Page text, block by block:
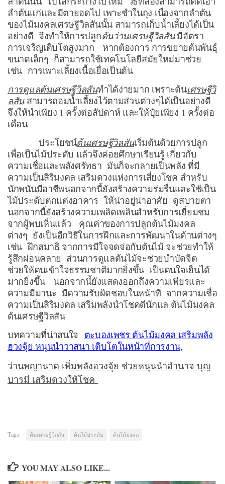
ลำต้นแก่และมีตายอดไป เพาะชำในถุง เนื่องจากลำต้น
ของไม้มงคลเศรษฐีวิลสันนั้น สามารถเก็บน้ำเลี้ยงได้เป็น
อย่างดี จึงทำให้การปลูกต้นว่านเศรษฐีวิลสันมีอัตรา
การเจริญเติบโตสูงมาก หากต้องการ การขยายต้นพันธุ์
ขนาดเล็กๆ ก็สามารถใช้เทคโนโลยีสมัยใหม่มาช่วย
เช่น การเพาะเลี้ยงเนื้อเยื่อเป็นต้น
การดูแลต้นเศรษฐีวิลสันทำได้ง่ายมาก เพราะต้นเศรษฐีวิ
ลสันสามารถอมน้ำเลี้ยงไว้ตามส่วนต่างๆได้เป็นอย่างดี
จึงให้นำเพียง 1 ครั้งต่อสัปดาห์ และให้ปุ๋ยเพียง 1 ครั้งต่อ
เดือน
ประโยชน์ต้นเศรษฐีวิลสันเริ่มต้นด้วยการปลูก
เพื่อเป็นไม้ประดับ แล้วจึงค่อยศึกษาเรียนรู้ เกี่ยวกับ
ความเชื่อและพลังศรัทธา มันก็จะกลายเป็นพลัง ที่มี
ความเป็นสิริมงคล เสริมดวงแห่งการเสี่ยงโชค สำหรับ
นักพนันมีอาชีพนอกจากนี้ยังสร้างความร่มรื่นและใช้เป็น
ไม้ประดับตกแต่งอาคาร ให้น่าอยู่น่าอาศัย ดูสบายตา
นอกจากนี้ยังสร้างความเพลิดเพลินสำหรับการเยี่ยมชม
จากผู้พบเห็นแล้ว คุณค่าของการปลูกต้นไม้มงคล
ต่างๆ ยังเป็นอีกวิธีในการฝึกและการพัฒนาในด้านต่างๆ
เช่น ฝึกสมาธิ จากการมีใจจดจ่อกับต้นไม้ จะช่วยทำให้
รู้สึกผ่อนคลาย ส่วนการดูแลต้นไม้จะช่วยบำบัดจิต
ช่วยให้คนเข้าใจธรรมชาติมากยิ่งขึ้น เป็นคนใจเย็นได้
มากยิ่งขึ้น นอกจากนี้ยังแสดงออกถึงความเพียรและ
ความมีมานะ มีความรับผิดชอบในหน้าที่ จากความเชื่อ
ความเป็นสิริมงคล เสริมพลังนำโชคดีนักแล ต้นไม้มงคล
ต้นเศรษฐีวิลสัน
บทความที่น่าสนใจ ตะบองเพชร ต้นไม้มงคล เสริมพลัง
ฮวงจุ้ย หนุนนำวาสนา เติบโตในหน้าที่การงาน,
ว่านพญานาค เพิ่มพลังฮวงจุ้ย ช่วยหนุนนำอำนาจ บุญ
บารมี เสริมดวงให้โชค
Tags: ต้นเศรษฐีวิลสัน ต้นไม้ประดับ ต้นไม้มงคล
YOU MAY ALSO LIKE...